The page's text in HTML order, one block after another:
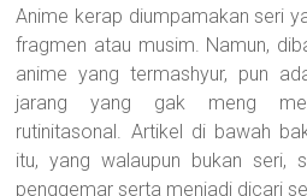
Anime kerap diumpamakan seri
fragmen atau musim. Namun,
anime yang termashyur, pun
jarang yang gak meng
rutinitasonal. Artikel di bawah
itu, yang walaupun bukan seri,
penggemar serta menjadi dicari